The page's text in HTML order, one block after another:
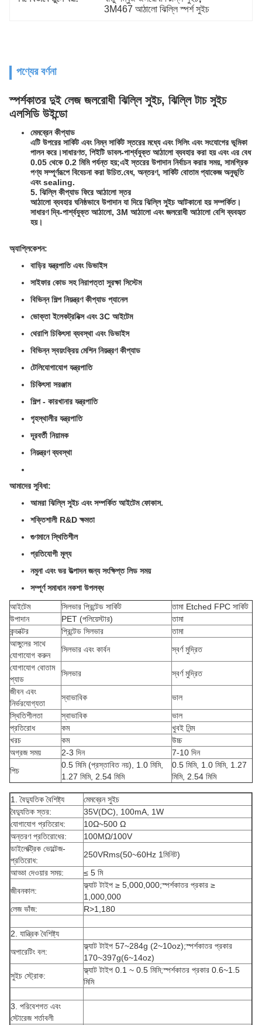
3M467 আঠালো ঝিল্লি স্পর্শ সুইচ
পণ্যের বর্ণনা
স্পর্শকাতর দুই লেজ জলরোধী ঝিল্লি সুইচ, ঝিল্লি টাচ সুইচ
এলসিডি উইন্ডো
মেমব্রেন কীপ্যাড
এটি উপরের সার্কিট এবং নিম্ন সার্কিট স্তরের মধ্যে এবং সিলিং এবং সংযোগের ভূমিকা
পালন করে।সাধারণত, পিইটি ডাবল-পার্শ্বযুক্ত আঠালো ব্যবহার করা হয় এবং এর বেধ
0.05 থেকে 0.2 মিমি পর্যন্ত হয়;এই স্তরের উপাদান নির্বাচন করার সময়, সামগ্রিক
পণ্য সম্পূর্ণরূপে বিবেচনা করা উচিত.বেধ, অন্তরণ, সার্কিট বোতাম প্যাকেজ অনুভূতি
এবং sealing.
5. ঝিল্লি কীপ্যাড ফিরে আঠালো স্তর
আঠালো ব্যবহার ঘনিষ্ঠভাবে উপাদান যা দিয়ে ঝিল্লি সুইচ আটকানো হয় সম্পর্কিত।
সাধারণ দ্বি-পার্শ্বযুক্ত আঠালো, 3M আঠালো এবং জলরোধী আঠালো বেশি ব্যবহৃত
হয়।
অ্যাপ্লিকেশন:
বাড়ির যন্ত্রপাতি এবং ডিভাইস
সাইফার কোড সহ নিরাপত্তা সুরক্ষা সিস্টেম
বিভিন্ন শিল্প নিয়ন্ত্রণ কীপ্যাড প্যানেল
ভোক্তা ইলেকট্রনিক্স এবং 3C আইটেম
থেরাপি চিকিৎসা ব্যবস্থা এবং ডিভাইস
বিভিন্ন স্বয়ংক্রিয় মেশিন নিয়ন্ত্রণ কীপ্যাড
টেলিযোগাযোগ যন্ত্রপাতি
চিকিৎসা সরঞ্জাম
শিল্প - কারখানার যন্ত্রপাতি
গৃহস্থালীর যন্ত্রপাতি
দূরবর্তী নিয়ামক
নিয়ন্ত্রণ ব্যবস্থা
আমাদের সুবিধা:
আমরা ঝিল্লি সুইচ এবং সম্পর্কিত আইটেম ফোকাস.
শক্তিশালী R&D ক্ষমতা
গুণমানে স্থিতিশীল
প্রতিযোগী মূল্য
নমুনা এবং ভর উত্পাদন জন্য সংক্ষিপ্ত লিড সময়
সম্পূর্ণ সমাধান নকশা উপলব্ধ
আইটেম
সিলভার প্রিন্টেড সার্কিট
তামা Etched FPC সার্কিট
উপাদান
PET (পলিয়েস্টার)
তামা
কন্ডাক্টর
প্রিন্টেড সিলভার
তামা
আঙ্গুলের সাথে
যোগাযোগ করুন
সিলভার এবং কার্বন
স্বর্ণ মুদ্রিত
যোগাযোগ বোতাম
প্যাড
সিলভার
স্বর্ণ মুদ্রিত
জীবন এবং
নির্ভরযোগ্যতা
স্বাভাবিক
ভাল
স্থিতিশীলতা
স্বাভাবিক
ভাল
প্রতিরোধ
কম
খুবই নিন্ম
খরচ
কম
উচ্চ
অগ্রজ সময়
2-3 দিন
7-10 দিন
পিচ
0.5 মিমি (প্রস্তাবিত নয়), 1.0 মিমি,
1.27 মিমি, 2.54 মিমি
0.5 মিমি, 1.0 মিমি, 1.27
মিমি, 2.54 মিমি
1. বৈদ্যুতিক বৈশিষ্ট্য
মেমব্রেন সুইচ
বৈদ্যুতিক স্তর:
35V(DC), 100mA, 1W
যোগাযোগ প্রতিরোধ:
10Ω~500 Ω
অন্তরণ প্রতিরোধের:
100MΩ/100V
ডাইলেক্ট্রিক ভোল্টেজ-
প্রতিরোধ:
250VRms(50~60Hz 1মিনিট)
আড্ডা দেওয়ার সময়:
≤ 5 মি
জীবনকাল:
ফ্ল্যাট টাইপ ≥ 5,000,000;স্পর্শকাতর প্রকার ≥
1,000,000
লেজ ভাঁজ:
R>1,180
2. যান্ত্রিক বৈশিষ্ট্য
অপারেটিং বল:
ফ্ল্যাট টাইপ 57~284g (2~10oz);স্পর্শকাতর প্রকার
170~397g(6~14oz)
সুইচ স্ট্রোক:
ফ্ল্যাট টাইপ 0.1 ~ 0.5 মিমি;স্পর্শকাতর প্রকার 0.6~1.5
মিমি
3. পরিবেশগত এবং
স্টোরেজ শর্তাবলী